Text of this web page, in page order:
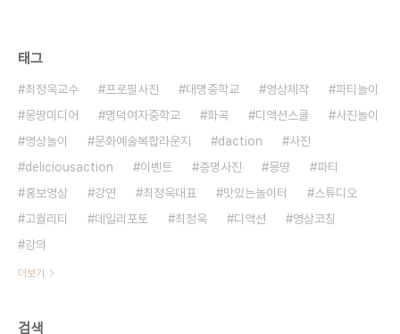
태그
최정욱교수 프로필사진 대명중학교 영상제작
파티놀이
몽땅미디어
명덕여자중학교 화곡 디액션스쿨
사진놀이
영상놀이
문화예술복합라운지 daction
사진
deliciousaction
이벤트 증명사진 몽땅
파티
홍보영상
강연 최정욱대표 맛있는놀이터
스튜디오
고퀄리티
데일리포토 최정욱 디액션
영상코칭
강의
더보기
검색